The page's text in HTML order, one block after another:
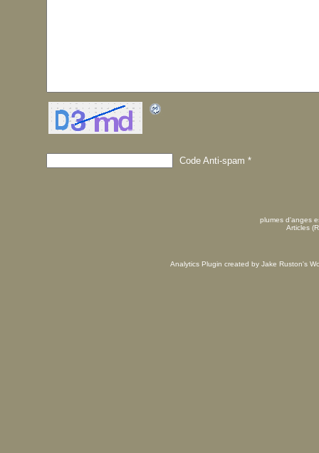
Code Anti-spam *
plumes d'anges
Articles
Analytics Plugin created by Jake Ruston's